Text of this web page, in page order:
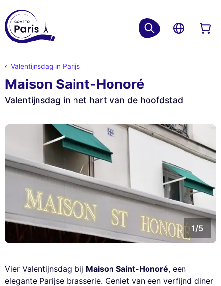
Valentijnsdag in Parijs
Maison Saint-Honoré
Valentijnsdag in het hart van de hoofdstad
1/5
Vier Valentijnsdag bij Maison Saint-Honoré, een
elegante Parijse brasserie. Geniet van een verfijnd diner